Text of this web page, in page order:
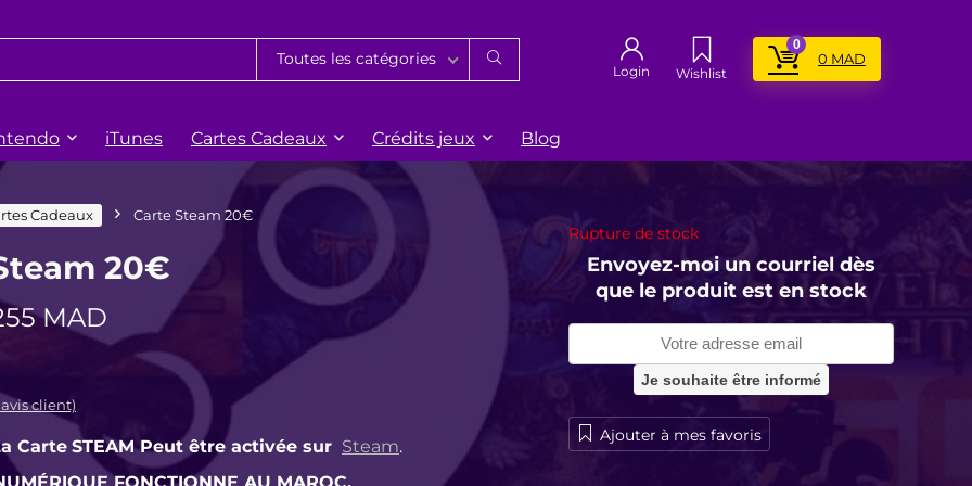
Toutes les catégories
Login Wishlist
0
0 MAD
iTunes Cartes Cadeaux Crédits jeux Blog
Cadeaux Carte Steam 20€
20€
:
MAD.
MAD
prix
actuel
255 MAD.
avis client)
Carte STEAM Peut être activée sur Steam.
Rupture de stock
Envoyez-moi un courriel dès
que le produit est en stock
Ajouter à mes favoris